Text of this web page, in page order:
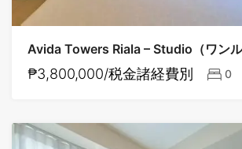
₱3,800,000/税金諸経費別 0